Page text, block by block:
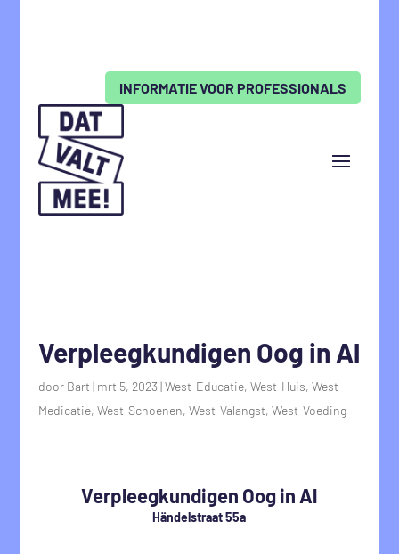
INFORMATIE VOOR PROFESSIONALS
Verpleegkundigen Oog in Al
door Bart | mrt 5, 2023 |West-Educatie, West-Huis, West-
Medicatie, West-Schoenen, West-Valangst, West-Voeding
Verpleegkundigen Oog in Al
Händelstraat 55a